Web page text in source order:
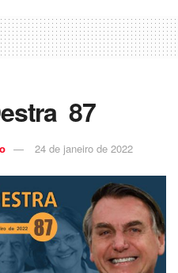
87
24 de janeiro de 2022